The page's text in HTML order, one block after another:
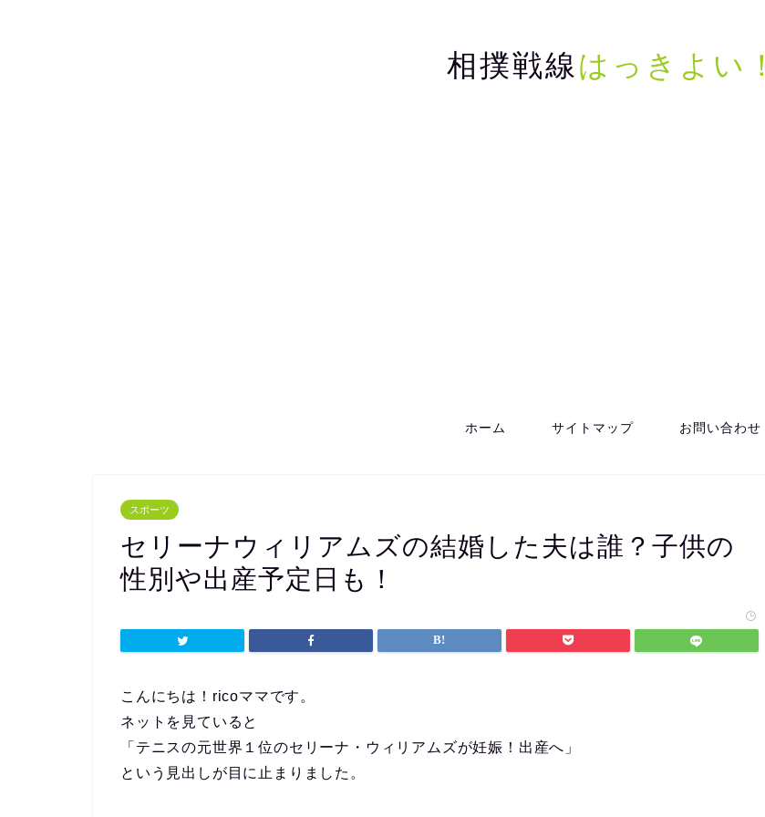
相撲戦線はっきよい！
ホーム サイトマップ お問い合わせ
スポーツ
セリーナウィリアムズの結婚した夫は誰？子供の
性別や出産予定日も！
こんにちは！ricoママです。
ネットを見ていると
「テニスの元世界１位のセリーナ・ウィリアムズが妊娠！出産へ」
という見出しが目に止まりました。